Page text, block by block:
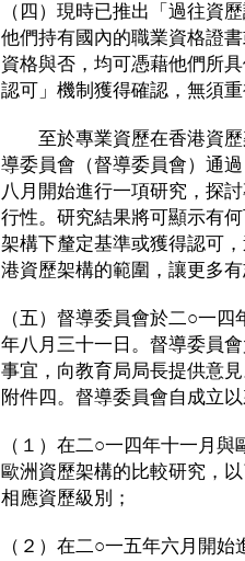
（四）現時已推出「過往資
他們持有國內的職業資格證
資格與否，均可憑藉他們所
認可」機制獲得確認，無須
至於專業資歷在香港資歷
導委員會（督導委員會）通
八月開始進行一項研究，探
行性。研究結果將可顯示有
架構下釐定基準或獲得認可
港資歷架構的範圍，讓更多
（五）督導委員會於二○一
年八月三十一日。督導委員
事宜，向教育局局長提供意
附件四。督導委員會自成立
（１）在二○一四年十一月
歐洲資歷架構的比較研究，
相應資歷級別；
（２）在二○一五年六月開